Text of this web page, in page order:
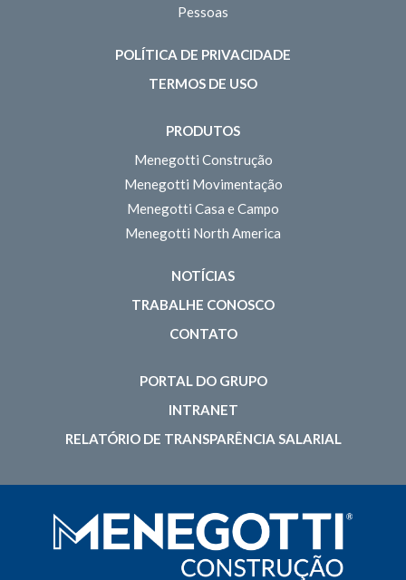
Pessoas
POLÍTICA DE PRIVACIDADE
TERMOS DE USO
PRODUTOS
Menegotti Construção
Menegotti Movimentação
Menegotti Casa e Campo
Menegotti North America
NOTÍCIAS
TRABALHE CONOSCO
CONTATO
PORTAL DO GRUPO
INTRANET
RELATÓRIO DE TRANSPARÊNCIA SALARIAL